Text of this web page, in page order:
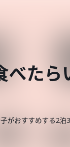
べたら
がおすすめする2